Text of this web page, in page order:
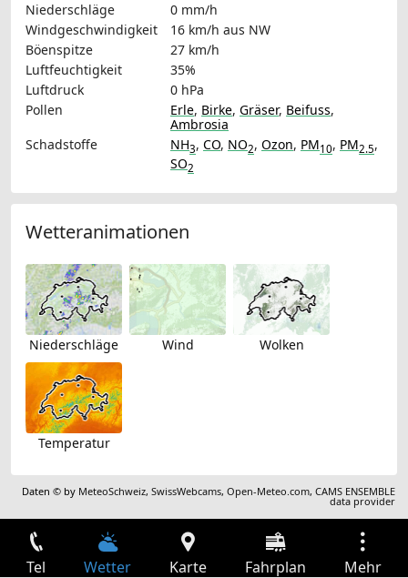
Niederschläge
0 mm/h
Windgeschwindigkeit
16 km/h aus NW
Böenspitze
27 km/h
Luftfeuchtigkeit
35%
Luftdruck
0 hPa
Pollen
Erle, Birke, Gräser, Beifuss,
Ambrosia
Schadstoffe
NH3, CO, NO2, Ozon, PM10, PM2.5,
SO2
Wetteranimationen
Niederschläge Wind Wolken
Temperatur
Daten © by MeteoSchweiz,SwissWebcams,Open-Meteo.com,CAMS ENSEMBLE
data provider
Tel Wetter Karte Fahrplan Mehr